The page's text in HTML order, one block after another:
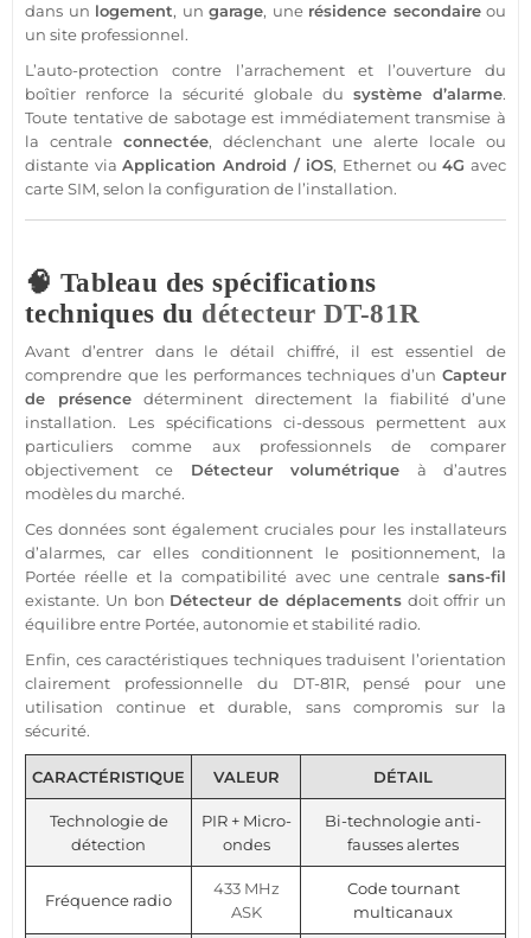
dans un logement, un garage, une résidence secondaireou
un site professionnel.
L’auto-protection contre l’arrachement et l’ouverture du
boîtier renforce la sécurité globale du système d’alarme.
Toute tentative de sabotage est immédiatement transmise à
la centrale connectée, déclenchant une alerte locale ou
distante viaApplication Android / iOS, Ethernet ou4G avec
carte SIM, selon la configuration de l’installation.
🧠 Tableau des spécifications
techniques du détecteur DT-81R
Avant d’entrer dans le détail chiffré, il est essentiel de
comprendre que les performances techniques d’un Capteur
de présence déterminent directement la fiabilité d’une
installation. Les spécifications ci-dessous permettent aux
particuliers comme aux professionnels de comparer
objectivement ce Détecteur volumétrique à d’autres
modèles du marché.
Ces données sont également cruciales pour les installateurs
d’alarmes, car elles conditionnent le positionnement, la
Portée réelle et la compatibilité avec unecentrale sans-fil
existante. Un bon Détecteur de déplacementsdoit offrir un
équilibre entre Portée, autonomie et stabilité radio.
Enfin, ces caractéristiques techniques traduisent l’orientation
clairement professionnelledu DT-81R, pensé pour une
utilisation continue et durable, sans compromis sur la
sécurité.
CARACTÉRISTIQUE VALEUR DÉTAIL
Technologie de
détection
PIR + Micro-
ondes
Bi-technologie anti-
fausses alertes
Fréquence radio
433 MHz
ASK
Code tournant
multicanaux